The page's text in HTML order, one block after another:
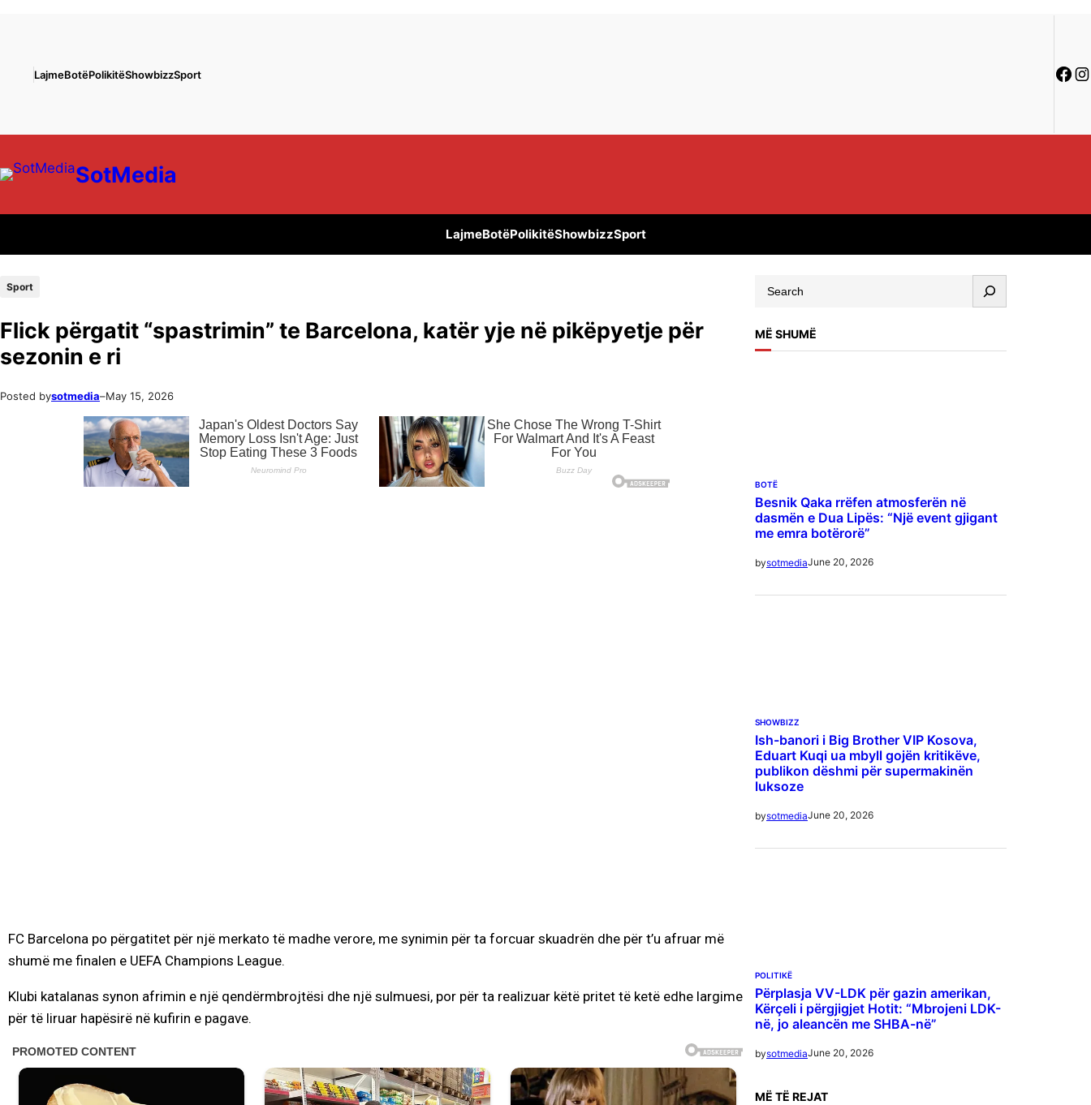
LajmeBotëPolikitëShowbizzSport
SotMedia
LajmeBotëPolikitëShowbizzSport
Sport
Flick përgatit “spastrimin” te Barcelona, katër yje në pikëpyetje për
sezonin e ri
Posted bysotmedia–May 15, 2026
FC Barcelona po përgatitet për një merkato të madhe verore, me synimin për ta forcuar skuadrën dhe për t’u afruar më
shumë me finalen e UEFA Champions League.
Klubi katalanas synon afrimin e një qendërmbrojtësi dhe një sulmuesi, por për ta realizuar këtë pritet të ketë edhe largime
për të liruar hapësirë në kufirin e pagave.
MË SHUMË
BOTË
Besnik Qaka rrëfen atmosferën në
dasmën e Dua Lipës: “Një event gjigant
me emra botërorë”
bysotmediaJune 20, 2026
SHOWBIZZ
Ish-banori i Big Brother VIP Kosova,
Eduart Kuqi ua mbyll gojën kritikëve,
publikon dëshmi për supermakinën
luksoze
bysotmediaJune 20, 2026
POLITIKË
Përplasja VV-LDK për gazin amerikan,
Kërçeli i përgjigjet Hotit: “Mbrojeni LDK-
në, jo aleancën me SHBA-në”
bysotmediaJune 20, 2026
MË TË REJAT